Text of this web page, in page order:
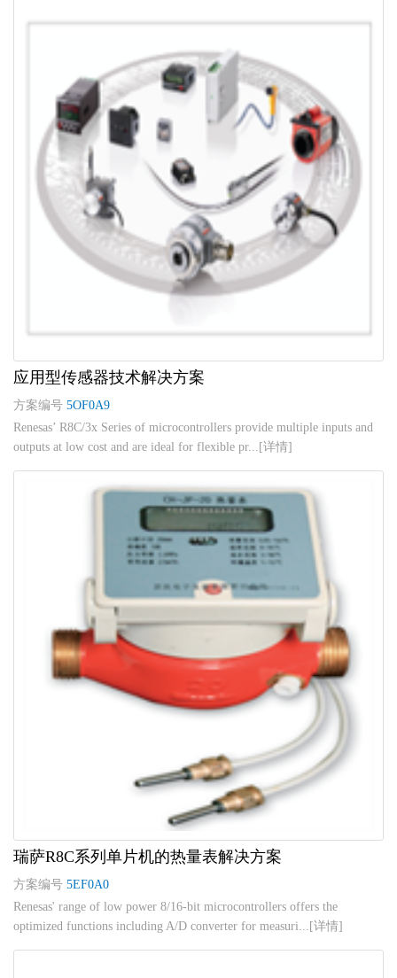
应用型传感器技术解决方案
方案编号 5OF0A9
Renesas’ R8C/3x Series of microcontrollers provide multiple inputs and
outputs at low cost and are ideal for flexible pr...[详情]
瑞萨R8C系列单片机的热量表解决方案
方案编号 5EF0A0
Renesas' range of low power 8/16-bit microcontrollers offers the
optimized functions including A/D converter for measuri...[详情]